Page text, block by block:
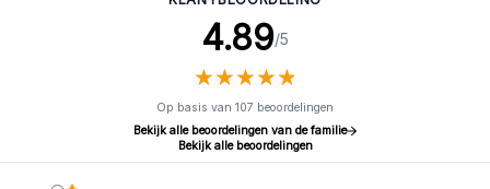
4.89/5
★★★★★
★★★★★
Op basis van 107 beoordelingen
Bekijk alle beoordelingen van de familie
Bekijk alle beoordelingen